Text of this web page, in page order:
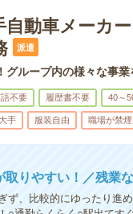
自動車メーカ
派遣
ループ内の様々な事業
不要 履歴書不要 40～
手 服装自由 職場が禁煙
りやすい！／残業
ず、比較的にゆったり進